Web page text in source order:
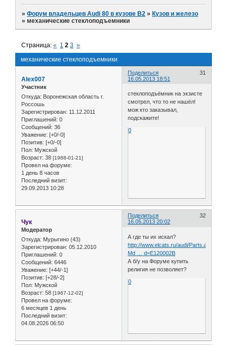
»Форум владельцев Audi 80 в кузове В2 »Кузов и железо
»механические стеклоподъемники
механические стеклоподъемники
Страница:« 1 2 3 »
Поделиться
31
16.05.2013 18:51
Alex007
Участник
Откуда: Воронежская область г.
Россошь
Зарегистрирован: 11.12.2011
Приглашений: 0
Сообщений: 36
Уважение: [+0/-0]
Позитив: [+0/-0]
Пол: Мужской
Возраст: 38 [1988-01-21]
Провел на форуме:
1 день 8 часов
Последний визит:
29.09.2013 10:28
стеклоподъёмник на экзисте
смотрел, что то не нашёл!
мож кто заказывал,
подскажите!
0
Поделиться
32
16.05.2013 20:02
Чук
Модератор
Откуда: Мурыгино (43)
Зарегистрирован: 05.12.2010
Приглашений: 0
Сообщений: 6446
Уважение: [+44/-1]
Позитив: [+28/-2]
Пол: Мужской
Возраст: 58 [1967-12-02]
Провел на форуме:
6 месяцев 1 день
Последний визит:
04.08.2026 06:50
А где ты их искал?
http://www.elcats.ru/audi/Parts.aspx?
Md … d=E120002B
А б/у на Форуме купить
религия не позволяет?
0